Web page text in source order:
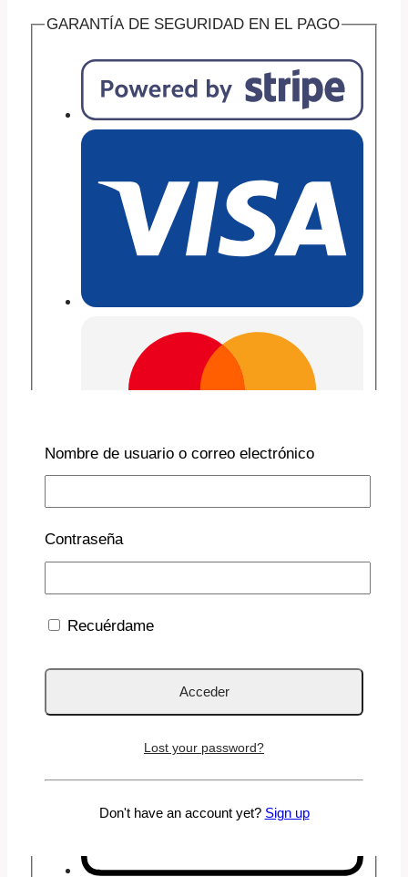
cantidad
GARANTÍA DE SEGURIDAD EN EL PAGO
Nombre de usuario o correo electrónico
Contraseña
Recuérdame
Lost your password?
Don't have an account yet? Sign up